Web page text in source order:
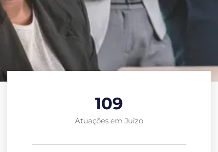
Atuações em Juízo
109